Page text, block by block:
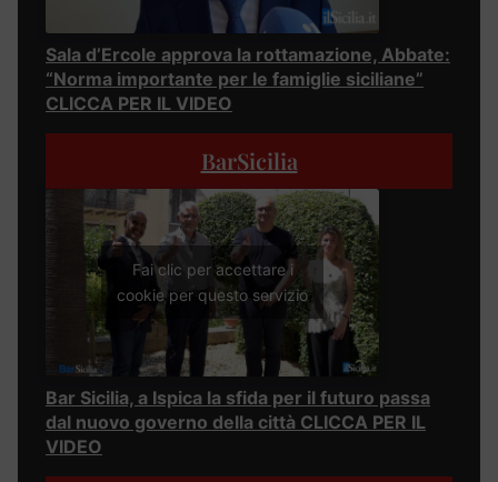
Sala d’Ercole approva la rottamazione, Abbate:
“Norma importante per le famiglie siciliane”
CLICCA PER IL VIDEO
BarSicilia
Fai clic per accettare i
cookie per questo servizio
Bar Sicilia, a Ispica la sfida per il futuro passa
dal nuovo governo della città CLICCA PER IL
VIDEO